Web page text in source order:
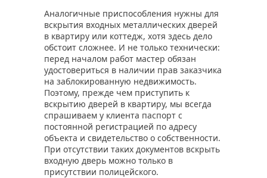
Аналогичные приспособления нужны для
вскрытия входных металлических дверей
в квартиру или коттедж, хотя здесь дело
обстоит сложнее. И не только технически:
перед началом работ мастер обязан
удостовериться в наличии прав заказчика
на заблокированную недвижимость.
Поэтому, прежде чем приступить к
вскрытию дверей в квартиру, мы всегда
спрашиваем у клиента паспорт с
постоянной регистрацией по адресу
объекта и свидетельство о собственности.
При отсутствии таких документов вскрыть
входную дверь можно только в
присутствии полицейского.